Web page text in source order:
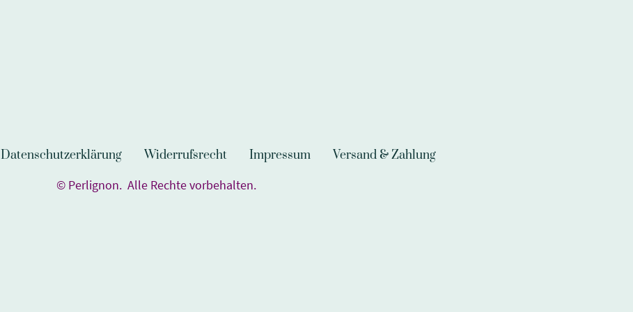
Datenschutzerklärung Widerrufsrecht Impressum
Versand & Zahlung
© Perlignon. Alle Rechte vorbehalten.